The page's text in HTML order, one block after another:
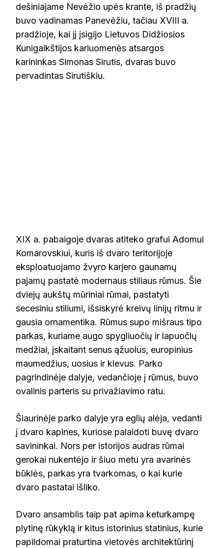
dešiniajame Nevėžio upės krante, iš pradžių
buvo vadinamas Panevėžiu, tačiau XVIII a.
pradžioje, kai jį įsigijo Lietuvos Didžiosios
Kunigaikštijos kariuomenės atsargos
karininkas Simonas Sirutis, dvaras buvo
pervadintas Sirutiškiu.
XIX a. pabaigoje dvaras atiteko grafui Adomui
Komarovskiui, kuris iš dvaro teritorijoje
eksploatuojamo žvyro karjero gaunamų
pajamų pastatė modernaus stiliaus rūmus. Šie
dviejų aukštų mūriniai rūmai, pastatyti
secesiniu stiliumi, išsiskyrė kreivų linijų ritmu ir
gausia ornamentika. Rūmus supo mišraus tipo
parkas, kuriame augo spygliuočių ir lapuočių
medžiai, įskaitant senus ąžuolus, europinius
maumedžius, uosius ir klevus. Parko
pagrindinėje dalyje, vedančioje į rūmus, buvo
ovalinis parteris su privažiavimo ratu.
Šiaurinėje parko dalyje yra eglių alėja, vedanti
į dvaro kapines, kuriose palaidoti buvę dvaro
savininkai. Nors per istorijos audras rūmai
gerokai nukentėjo ir šiuo metu yra avarinės
būklės, parkas yra tvarkomas, o kai kurie
dvaro pastatai išliko.
Dvaro ansamblis taip pat apima keturkampę
plytinę rūkyklą ir kitus istorinius statinius, kurie
papildomai praturtina vietovės architektūrinį